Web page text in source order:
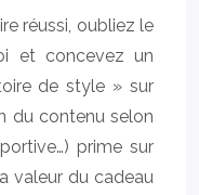
réussi, oubliez le
et concevez un
de style » sur
du contenu selon
prime sur
valeur du cadeau